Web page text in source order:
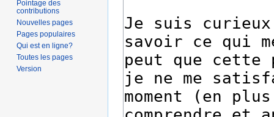
Pointage des
contributions
Nouvelles pages
Pages populaires
Qui est en ligne?
Toutes les pages
Version